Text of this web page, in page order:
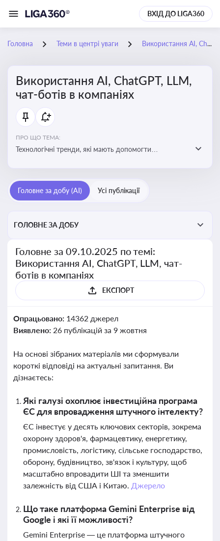
ВХІД ДО LIGA360
Головна Теми в центрі уваги Використання AI, ChatGPT, LLM, чат-ботів в компаніях
Використання AI, ChatGPT, LLM,
чат-ботів в компаніях
ПРО ЩО ТЕМА:
Технологічні тренди, які мають допомогти
ефективність і знизити витрати компаній
Головне за добу (AI) Усі публікації
ГОЛОВНЕ ЗА ДОБУ
Головне за 09.10.2025 по темі:
Використання AI, ChatGPT, LLM, чат-
ботів в компаніях
ЕКСПОРТ
Опрацьовано: 14362 джерел
Виявлено: 26 публікацій за 9 жовтня
На основі зібраних матеріалів ми сформували
короткі відповіді на актуальні запитання. Ви
дізнаєтесь:
Які галузі охоплює інвестиційна програма
ЄС для впровадження штучного інтелекту?
ЄС інвестує у десять ключових секторів, зокрема
охорону здоров'я, фармацевтику, енергетику,
промисловість, логістику, сільське господарство,
оборону, будівництво, зв'язок і культуру, щоб
масштабно впровадити ШІ та зменшити
залежність від США і Китаю. Джерело
Що таке платформа Gemini Enterprise від
Google і які її можливості?
Gemini Enterprise — це платформа штучного